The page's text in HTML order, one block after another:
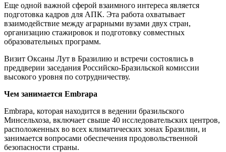
Еще одной важной сферой взаимного интереса является
подготовка кадров для АПК. Эта работа охватывает
взаимодействие между аграрными вузами двух стран,
организацию стажировок и подготовку совместных
образовательных программ.
Визит Оксаны Лут в Бразилию и встречи состоялись в
преддверии заседания Российско-Бразильской комиссии
высокого уровня по сотрудничеству.
Чем занимается Embrapa
Embrapa, которая находится в ведении бразильского
Минсельхоза, включает свыше 40 исследовательских центров,
расположенных во всех климатических зонах Бразилии, и
занимается вопросами обеспечения продовольственной
безопасности страны.